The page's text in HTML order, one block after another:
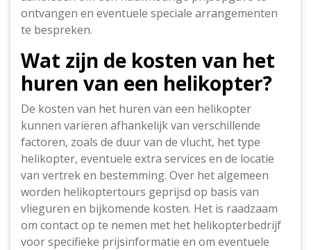
ontvangen en eventuele speciale arrangementen
te bespreken.
Wat zijn de kosten van het
huren van een helikopter?
De kosten van het huren van een helikopter
kunnen variëren afhankelijk van verschillende
factoren, zoals de duur van de vlucht, het type
helikopter, eventuele extra services en de locatie
van vertrek en bestemming. Over het algemeen
worden helikoptertours geprijsd op basis van
vlieguren en bijkomende kosten. Het is raadzaam
om contact op te nemen met het helikopterbedrijf
voor specifieke prijsinformatie en om eventuele